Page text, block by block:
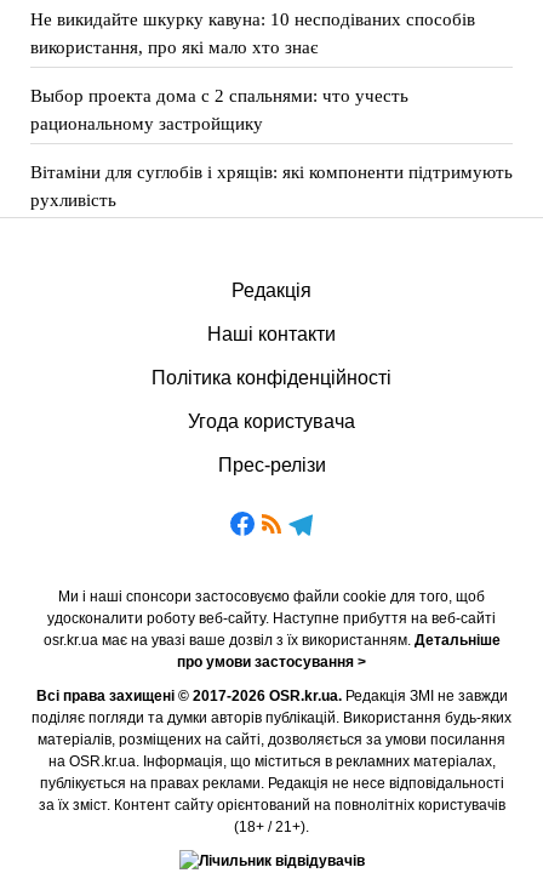
Не викидайте шкурку кавуна: 10 несподіваних способів
використання, про які мало хто знає
Выбор проекта дома с 2 спальнями: что учесть
рациональному застройщику
Вітаміни для суглобів і хрящів: які компоненти підтримують
рухливість
Редакція
Наші контакти
Політика конфіденційності
Угода користувача
Прес-релізи
Ми і наші спонсори застосовуємо файли cookie для того, щоб
удосконалити роботу веб-сайту. Наступне прибуття на веб-сайті
osr.kr.ua має на увазі ваше дозвіл з їх використанням. Детальніше
про умови застосування >
Всі права захищені © 2017-2026 OSR.kr.ua.Редакція ЗМІ не завжди
поділяє погляди та думки авторів публікацій. Використання будь-яких
матеріалів, розміщених на сайті, дозволяється за умови посилання
на OSR.kr.ua. Інформація, що міститься в рекламних матеріалах,
публікується на правах реклами. Редакція не несе відповідальності
за їх зміст. Контент сайту орієнтований на повнолітніх користувачів
(18+ / 21+).